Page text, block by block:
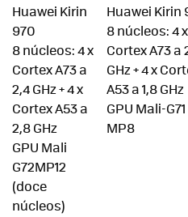
Huawei Kirin
970
8 núcleos: 4 x
Cortex A73 a
2,4 GHz + 4 x
Cortex A53 a
2,8 GHz
GPU Mali
G72MP12
(doce
núcleos)
Huawei Kirin
8 núcleos: 4 x
Cortex A73 a
GHz + 4 x
A53 a 1,8 GHz
GPU Mali-G71
MP8